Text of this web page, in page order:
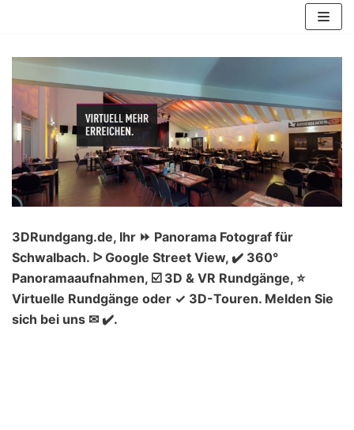
Inhalt
springen
3DRundgang.de, Ihr ⏩ Panorama Fotograf für
Schwalbach. ᐅ Google Street View, ✔️ 360°
Panoramaaufnahmen, ☑️ 3D & VR Rundgänge, ⭐
Virtuelle Rundgänge oder ✓ 3D-Touren. Melden Sie
sich bei uns ✉ ✔️.